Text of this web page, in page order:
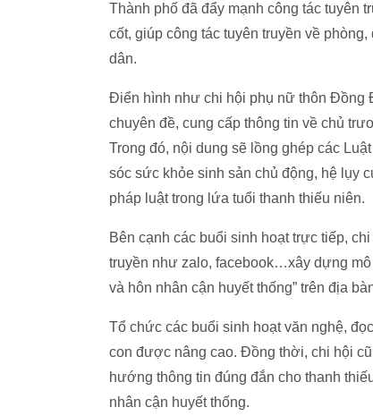
Thành phố đã đẩy mạnh công tác tuyên
cốt, giúp công tác tuyên truyền về
dân.
Điển hình như chi hội phụ nữ thôn Đồng
chuyên đề, cung cấp thông tin về chủ
Trong đó, nội dung sẽ lồng ghép các
sóc sức khỏe sinh sản chủ động, hệ lụy
pháp luật trong lứa tuổi thanh thiếu niên.
Bên cạnh các buổi sinh hoạt trực tiếp,
truyền như zalo, facebook…xây dựng mô
và hôn nhân cận huyết thống” trên địa
Tổ chức các buổi sinh hoạt văn nghệ,
con được nâng cao. Đồng thời, chi hội
hướng thông tin đúng đắn cho thanh
nhân cận huyết thống.